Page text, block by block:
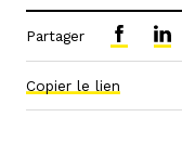
Partager
Copier le lien